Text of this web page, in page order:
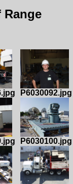
P6030092.jpg
P6030100.jpg